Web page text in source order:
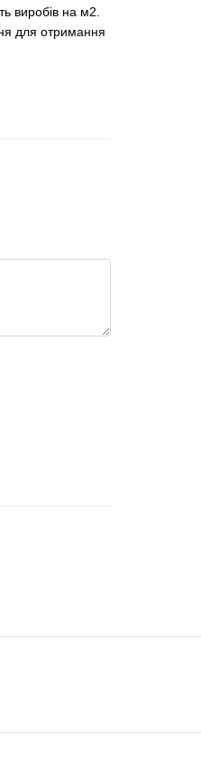
виробів на м2.
для отримання